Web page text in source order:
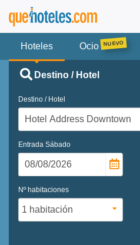
Hoteles Ocio
Destino / Hotel
Destino / Hotel
Entrada Sábado
Nº habitaciones